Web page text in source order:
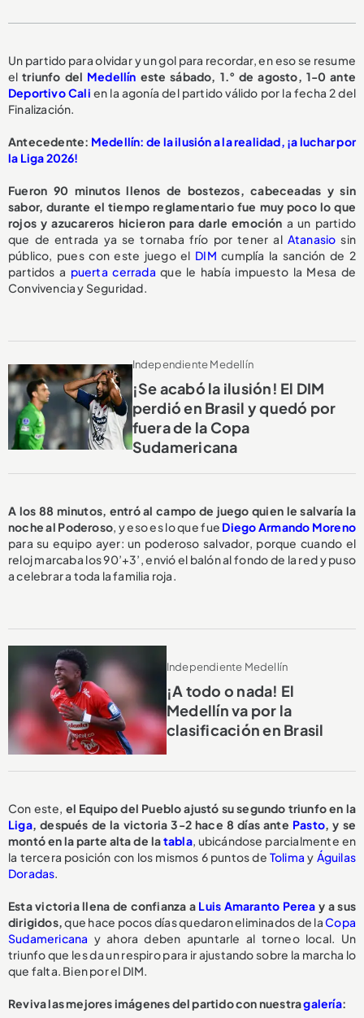
Un partido para olvidar y un gol para recordar, en eso se resume
eltriunfo del Medellín este sábado, 1.° de agosto, 1-0 ante
Deportivo Cali en la agonía del partido válido por la fecha 2 del
Finalización.
Antecedente: Medellín: de la ilusión a la realidad, ¡a luchar por
la Liga 2026!
Fueron 90 minutos llenos de bostezos, cabeceadas y sin
sabor, durante el tiempo reglamentario fue muy poco lo que
rojos y azucareros hicieron para darle emoción a un partido
que de entrada ya se tornaba frío por tener al Atanasio sin
público, pues con este juego el DIMcumplía la sanción de 2
partidos a puerta cerrada que le había impuesto la Mesa de
Convivencia y Seguridad.
Independiente Medellín
¡Se acabó la ilusión! El DIM
perdió en Brasil y quedó por
fuera de la Copa
Sudamericana
A los 88 minutos, entró al campo de juego quien le salvaría la
noche al Poderoso, y eso es lo que fue Diego Armando Moreno
para su equipo ayer: un poderoso salvador, porque cuando el
reloj marcaba los 90’+3’, envió el balón al fondo de la red y puso
a celebrar a toda la familia roja.
Independiente Medellín
¡A todo o nada! El
Medellín va por la
clasificación en Brasil
Con este, el Equipo del Pueblo ajustó su segundo triunfo en la
Liga, después de la victoria 3-2 hace 8 días ante Pasto, y se
montó en la parte alta de latabla, ubicándose parcialmente en
la tercera posición con los mismos 6 puntos de Tolimay Águilas
Doradas.
Esta victoria llena de confianza a Luis Amaranto Perea y a sus
dirigidos,que hace pocos días quedaron eliminados de laCopa
Sudamericana y ahora deben apuntarle al torneo local. Un
triunfo que les da un respiro para ir ajustando sobre la marcha lo
que falta. Bien por el DIM.
Reviva las mejores imágenes del partido con nuestragalería: